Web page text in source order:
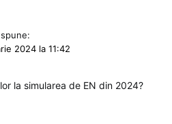
spune:
2024 la 11:42
la simularea de EN din 2024?